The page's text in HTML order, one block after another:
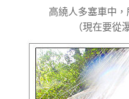
高繞人多塞車中，
（現在要從